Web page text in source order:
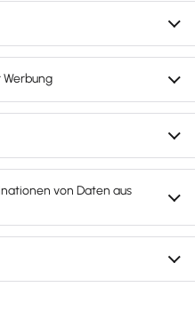
beteiligt ist.
werden die jeweils
und deren
könnte. Der
Gehalt zu)